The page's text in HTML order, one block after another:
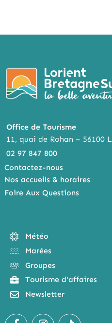
Office de Tourisme
11, quai de Rohan – 56100
02 97 847 800
Contactez-nous
Nos accueils & horaires
Foire Aux Questions
Météo
Marées
Groupes
Tourisme d'affaires
Newsletter